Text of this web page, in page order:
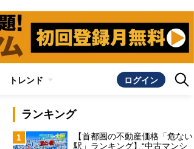
トレンド ログイン
ランキング
1
【首都圏の不動産価格「危ない
駅」ランキング】“中古マンシ